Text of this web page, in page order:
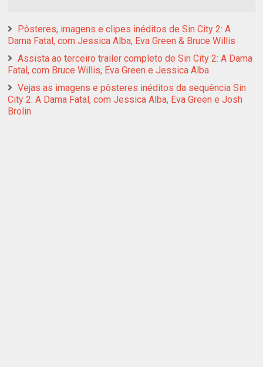
Pôsteres, imagens e clipes inéditos de Sin City 2: A
Dama Fatal, com Jessica Alba, Eva Green & Bruce Willis
Assista ao terceiro trailer completo de Sin City 2: A Dama
Fatal, com Bruce Willis, Eva Green e Jessica Alba
Vejas as imagens e pôsteres inéditos da sequência Sin
City 2: A Dama Fatal, com Jessica Alba, Eva Green e Josh
Brolin